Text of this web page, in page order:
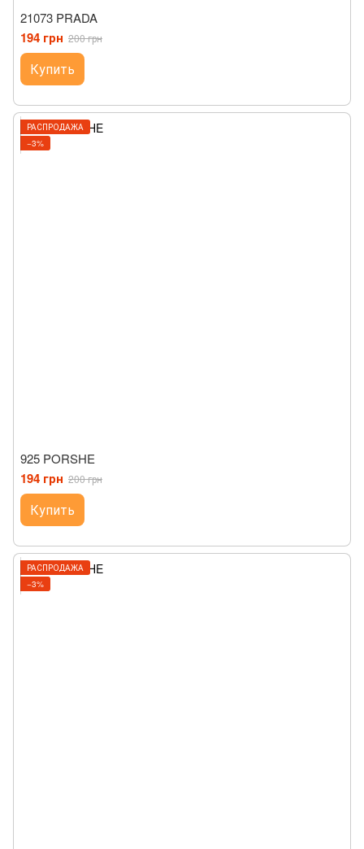
21073 PRADA
194 грн 200 грн
Купить
РАСПРОДАЖА
−3%
925 PORSHE
194 грн 200 грн
Купить
РАСПРОДАЖА
−3%